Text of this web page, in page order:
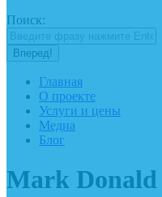
Поиск:
Главная
О проекте
Услуги и цены
Медиа
Блог
Mark Donald